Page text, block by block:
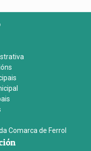
Comarca de Ferrol